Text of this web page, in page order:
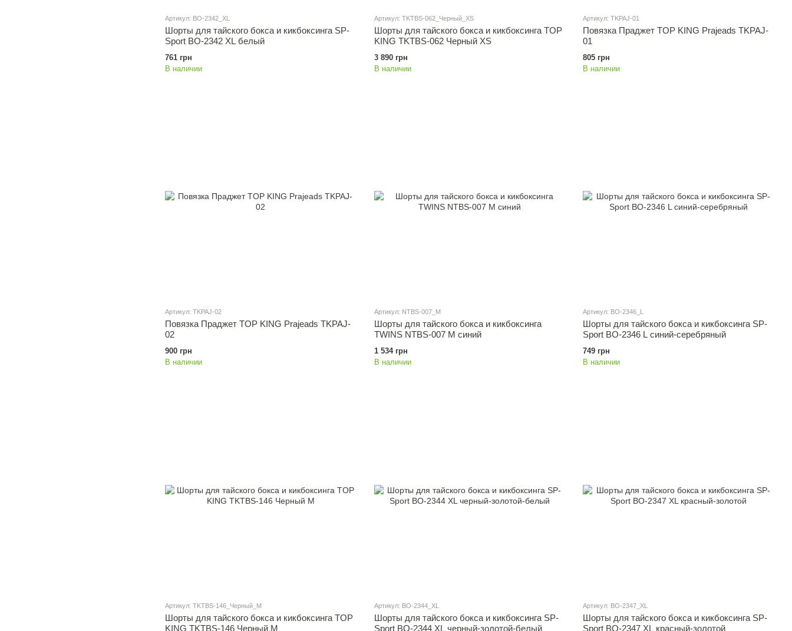
Артикул: BO-2342_XL
Шорты для тайского бокса и кикбоксинга SP-
Sport BO-2342 XL белый
761 грн
В наличии
Артикул: TKTBS-062_Черный_XS
Шорты для тайского бокса и кикбоксинга TOP
KING TKTBS-062 Черный XS
3 890 грн
В наличии
Артикул: TKPAJ-01
Повязка Праджет TOP KING Prajeads TKPAJ-
01
805 грн
В наличии
Артикул: TKPAJ-02
Повязка Праджет TOP KING Prajeads TKPAJ-
02
900 грн
В наличии
Артикул: NTBS-007_M
Шорты для тайского бокса и кикбоксинга
TWINS NTBS-007 M синий
1 534 грн
В наличии
Артикул: BO-2346_L
Шорты для тайского бокса и кикбоксинга SP-
Sport BO-2346 L синий-серебряный
749 грн
В наличии
Артикул: TKTBS-146_Черный_M
Шорты для тайского бокса и кикбоксинга TOP
KING TKTBS-146 Черный M
Артикул: BO-2344_XL
Шорты для тайского бокса и кикбоксинга SP-
Sport BO-2344 XL черный-золотой-белый
Артикул: BO-2347_XL
Шорты для тайского бокса и кикбоксинга SP-
Sport BO-2347 XL красный-золотой